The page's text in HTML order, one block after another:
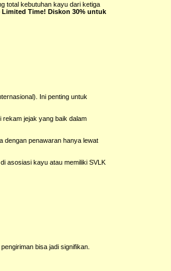
total kebutuhan kayu dari ketiga
Limited Time! Diskon 30% untuk
Ini penting untuk
rekam jejak yang baik dalam
dengan penawaran hanya lewat
asosiasi kayu atau memiliki SVLK
bisa jadi signifikan.